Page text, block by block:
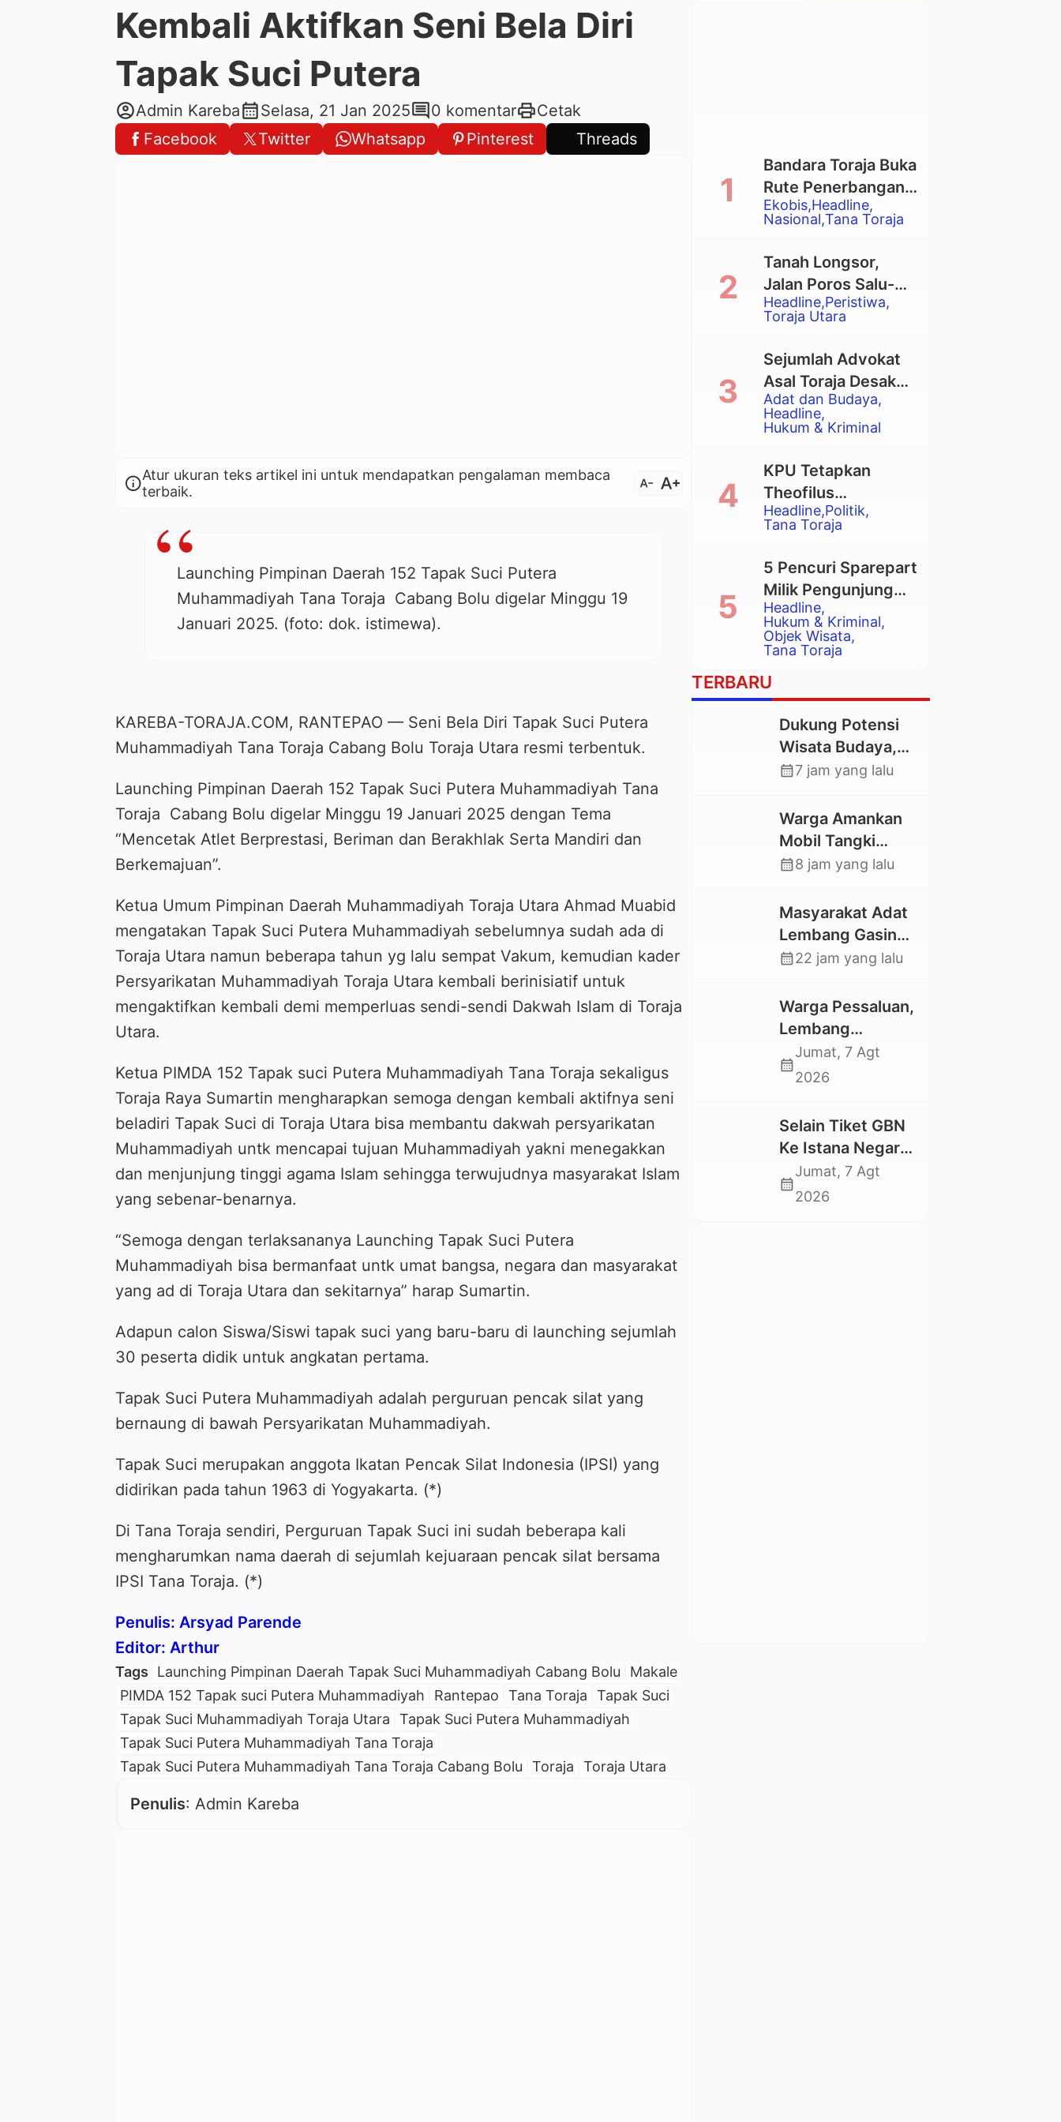
Kembali Aktifkan Seni Bela Diri
Tapak Suci Putera
account_circleAdmin Karebacalendar_monthSelasa, 21 Jan 2025comment0 komentarprintCetak
Facebook
Twitter Whatsapp Pinterest Threads
infoAtur ukuran teks artikel ini untuk mendapatkan pengalaman membaca
terbaik.
text_decrease text_increase
Launching Pimpinan Daerah 152 Tapak Suci Putera
Muhammadiyah Tana Toraja Cabang Bolu digelar Minggu 19
Januari 2025. (foto: dok. istimewa).
KAREBA-TORAJA.COM, RANTEPAO — Seni Bela Diri Tapak Suci Putera
Muhammadiyah Tana Toraja Cabang Bolu Toraja Utara resmi terbentuk.
Launching Pimpinan Daerah 152 Tapak Suci Putera Muhammadiyah Tana
Toraja Cabang Bolu digelar Minggu 19 Januari 2025 dengan Tema
“Mencetak Atlet Berprestasi, Beriman dan Berakhlak Serta Mandiri dan
Berkemajuan”.
Ketua Umum Pimpinan Daerah Muhammadiyah Toraja Utara Ahmad Muabid
mengatakan Tapak Suci Putera Muhammadiyah sebelumnya sudah ada di
Toraja Utara namun beberapa tahun yg lalu sempat Vakum, kemudian kader
Persyarikatan Muhammadiyah Toraja Utara kembali berinisiatif untuk
mengaktifkan kembali demi memperluas sendi-sendi Dakwah Islam di Toraja
Utara.
Ketua PIMDA 152 Tapak suci Putera Muhammadiyah Tana Toraja sekaligus
Toraja Raya Sumartin mengharapkan semoga dengan kembali aktifnya seni
beladiri Tapak Suci di Toraja Utara bisa membantu dakwah persyarikatan
Muhammadiyah untk mencapai tujuan Muhammadiyah yakni menegakkan
dan menjunjung tinggi agama Islam sehingga terwujudnya masyarakat Islam
yang sebenar-benarnya.
“Semoga dengan terlaksananya Launching Tapak Suci Putera
Muhammadiyah bisa bermanfaat untk umat bangsa, negara dan masyarakat
yang ad di Toraja Utara dan sekitarnya” harap Sumartin.
Adapun calon Siswa/Siswi tapak suci yang baru-baru di launching sejumlah
30 peserta didik untuk angkatan pertama.
Tapak Suci Putera Muhammadiyah adalah perguruan pencak silat yang
bernaung di bawah Persyarikatan Muhammadiyah.
Tapak Suci merupakan anggota Ikatan Pencak Silat Indonesia (IPSI) yang
didirikan pada tahun 1963 di Yogyakarta. (*)
Di Tana Toraja sendiri, Perguruan Tapak Suci ini sudah beberapa kali
mengharumkan nama daerah di sejumlah kejuaraan pencak silat bersama
IPSI Tana Toraja. (*)
Penulis: Arsyad Parende
Editor: Arthur
Tags Launching Pimpinan Daerah Tapak Suci Muhammadiyah Cabang Bolu
Makale
PIMDA 152 Tapak suci Putera Muhammadiyah
Rantepao Tana Toraja
Tapak Suci
Tapak Suci Muhammadiyah Toraja Utara
Tapak Suci Putera Muhammadiyah
Tapak Suci Putera Muhammadiyah Tana Toraja
Tapak Suci Putera Muhammadiyah Tana Toraja Cabang Bolu
Toraja Toraja Utara
Penulis: Admin Kareba
Ekobis Headline
Nasional Tana Toraja
Bandara Toraja Buka
Rute Penerbangan
Langsung Toraja-
Balikpapan
Headline Peristiwa
Toraja Utara
Tanah Longsor,
Jalan Poros Salu-
Dende’ Tertutup
Total
Adat dan Budaya
Headline
Hukum & Kriminal
Sejumlah Advokat
Asal Toraja Desak
Mahkamah Agung
Larang Penggunaan
Eksekusi Rumah
Adat Tongkonan
Headline Politik
Tana Toraja
KPU Tetapkan
Theofilus
Allorerung dan
Zadrak Tombe
sebagai Bupati dan
Wakil Bupati Tana
Toraja Terpilih
Headline
Hukum & Kriminal
Objek Wisata
Tana Toraja
5 Pencuri Sparepart
Milik Pengunjung
Objek Wisata
Pango-Pango
Ditangkap Polisi
TERBARU
Dukung Potensi
Wisata Budaya,
Mahasiswa KKNT
Kelurahan
Nonongan Utara
Pasang Papan
Digital
calendar_month7 jam yang lalu
Warga Amankan
Mobil Tangki
Pelansir, Kasat
Toraja Utara:
Proses Hukum
Berjalan
calendar_month8 jam yang lalu
Masyarakat Adat
Lembang Gasing
Mengkendek Usir
yang Rusak
Kawasan Hutan
calendar_month22 jam yang lalu
Warga Pessaluan,
Lembang
Gandangbatu
Swadaya Cor
calendar_month
Jumat, 7 Agt
2026
Selain Tiket GBN
Ke Istana Negara,
Mahasiswa UKI
Toraja Oktavia
calendar_month
Jumat, 7 Agt
2026